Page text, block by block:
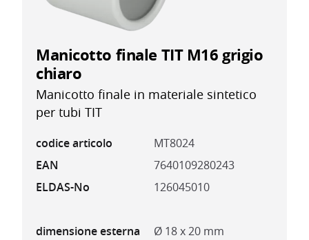
Manicotto finale TIT M16 grigio
chiaro
Manicotto finale in materiale sintetico
per tubi TIT
codice articolo
MT8024
EAN
7640109280243
ELDAS-No
126045010
dimensione esterna
Ø 18 x 20 mm